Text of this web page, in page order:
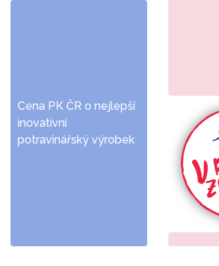
Cena PK ČR o nejlepší
inovativní
potravinářský výrobek